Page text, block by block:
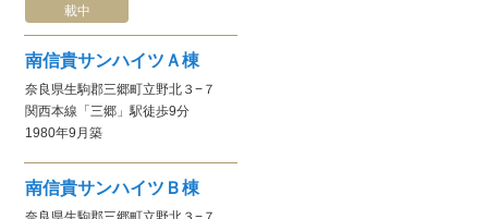
載中
南信貴サンハイツＡ棟
奈良県生駒郡三郷町立野北３−７
関西本線 「三郷」駅徒歩9分
1980年9月 築
南信貴サンハイツＢ棟